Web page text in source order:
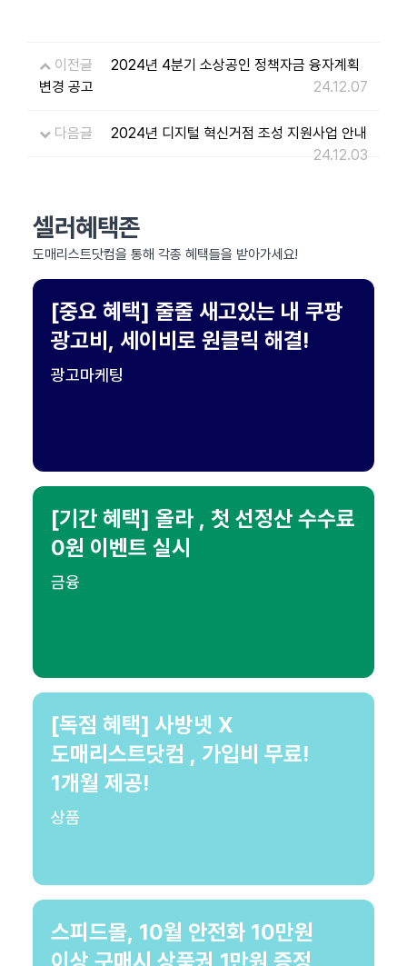
이전글
2024년 4분기 소상공인 정책자금 융자계획
변경 공고
24.12.07
다음글
2024년 디지털 혁신거점 조성 지원사업 안내
24.12.03
셀러혜택존
도매리스트닷컴을 통해 각종 혜택들을 받아가세요!
[중요 혜택] 줄줄 새고있는 내 쿠팡
광고비, 세이비로 원클릭 해결!
광고마케팅
[기간 혜택] 올라 , 첫 선정산 수수료
0원 이벤트 실시
금융
[독점 혜택] 사방넷 X
도매리스트닷컴 , 가입비 무료!
1개월 제공!
상품
스피드몰, 10월 안전화 10만원
이상 구매시 상품권 1만원 증정